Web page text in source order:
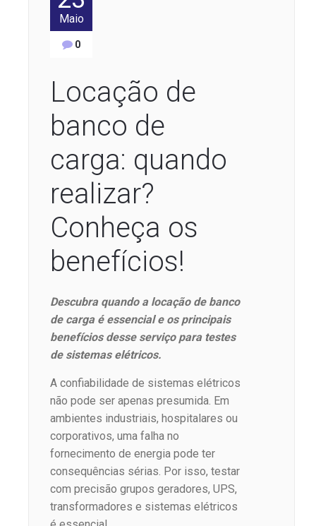
Maio
0
Locação de
banco de
carga: quando
realizar?
Conheça os
benefícios!
Descubra quando a locação de banco
de carga é essencial e os principais
benefícios desse serviço para testes
de sistemas elétricos.
A confiabilidade de sistemas elétricos
não pode ser apenas presumida. Em
ambientes industriais, hospitalares ou
corporativos, uma falha no
fornecimento de energia pode ter
consequências sérias. Por isso, testar
com precisão grupos geradores, UPS,
transformadores e sistemas elétricos